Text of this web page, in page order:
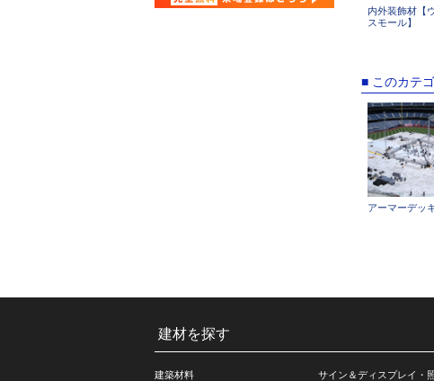
内外装飾材【
スモール】
■ このカテ
アーマーデッ
建材を探す
建築材料
サイン＆ディスプレイ・